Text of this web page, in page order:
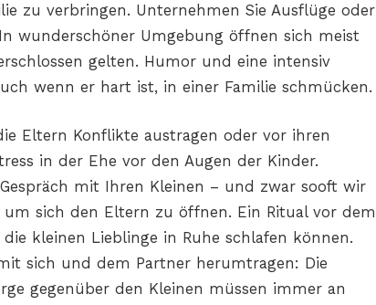
zu verbringen. Unternehmen Sie Ausflüge oder
wunderschöner Umgebung öffnen sich meist
gelten. Humor und eine intensiv
wenn er hart ist, in einer Familie schmücken.
Eltern Konflikte austragen oder vor ihren
in der Ehe vor den Augen der Kinder.
mit Ihren Kleinen – und zwar sooft wir
sich den Eltern zu öffnen. Ein Ritual vor dem
kleinen Lieblinge in Ruhe schlafen können.
sich und dem Partner herumtragen: Die
gegenüber den Kleinen müssen immer an